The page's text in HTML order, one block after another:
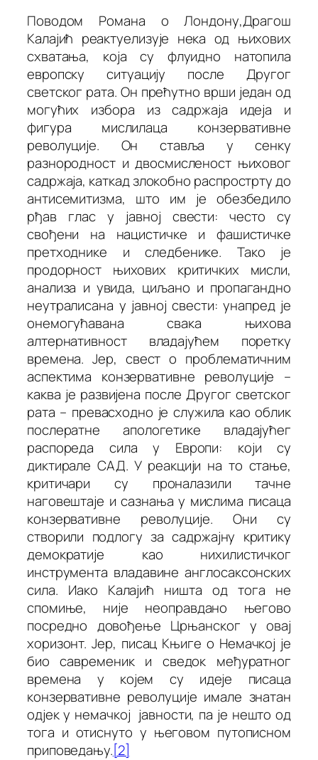
Поводом Романа о Лондону,Драгош
Калајић реактуелизује нека од њихових
схватања, која су флуидно натопила
европску ситуацију после Другог
светског рата. Он прећутно врши један од
могућих избора из садржаја идеја и
фигура мислилаца конзервативне
револуције. Он ставља у сенку
разнородност и двосмисленост њиховог
садржаја, каткад злокобно распрострту до
антисемитизма, што им је обезбедило
рђав глас у јавној свести: често су
свођени на нацистичке и фашистичке
претходнике и следбенике. Тако је
продорност њихових критичких мисли,
анализа и увида, циљано и пропагандно
неутралисана у јавној свести: унапред је
онемогућавана свака њихова
алтернативност владајућем поретку
времена. Јер, свест о проблематичним
аспектима конзервативне револуције –
каква је развијена после Другог светског
рата – превасходно је служила као облик
послератне апологетике владајућег
распореда сила у Европи: који су
диктирале САД. У реакцији на то стање,
критичари су проналазили тачне
наговештаје и сазнања у мислима писаца
конзервативне револуције. Они су
створили подлогу за садржајну критику
демократије као нихилистичког
инструмента владавине англосаксонских
сила. Иако Калајић ништа од тога не
спомиње, није неоправдано његово
посредно довођење Црњанског у овај
хоризонт. Јер, писац Књиге о Немачкој је
био савременик и сведок међуратног
времена у којем су идеје писаца
конзервативне револуције имале знатан
одјек у немачкој јавности, па је нешто од
тога и отиснуто у његовом путописном
приповедању.[2]